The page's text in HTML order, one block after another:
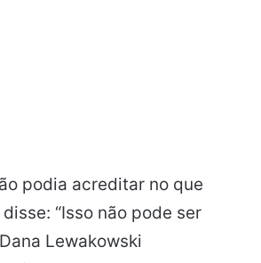
podia acreditar no que
“Isso não pode ser
Lewakowski